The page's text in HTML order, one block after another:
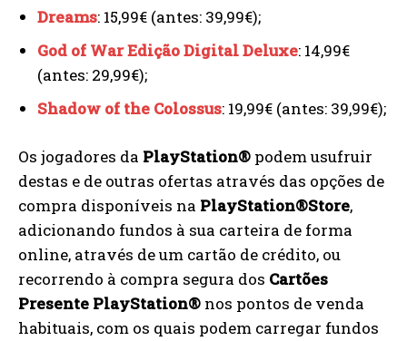
Dreams: 15,99€ (antes: 39,99€);
God of War Edição Digital Deluxe: 14,99€
(antes: 29,99€);
Shadow of the Colossus: 19,99€ (antes: 39,99€);
Os jogadores da PlayStation® podem usufruir
destas e de outras ofertas através das opções de
compra disponíveis na PlayStation®Store,
adicionando fundos à sua carteira de forma
online, através de um cartão de crédito, ou
recorrendo à compra segura dos Cartões
Presente PlayStation® nos pontos de venda
habituais, com os quais podem carregar fundos